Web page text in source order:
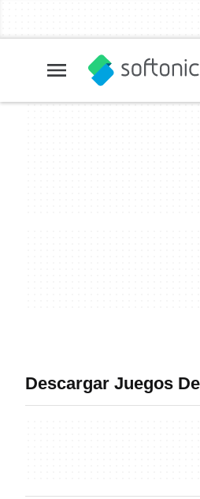
Descargar Juegos